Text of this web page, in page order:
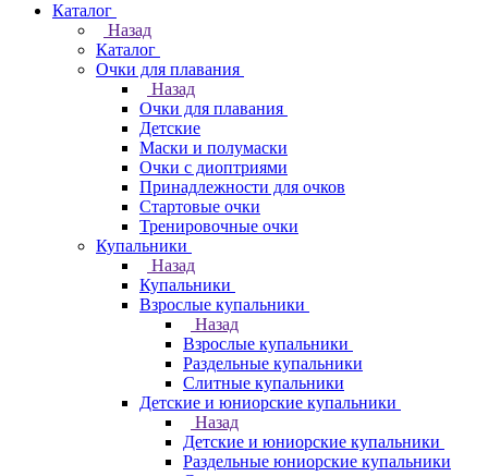
Каталог
Назад
Каталог
Очки для плавания
Назад
Очки для плавания
Детские
Маски и полумаски
Очки с диоптриями
Принадлежности для очков
Стартовые очки
Тренировочные очки
Купальники
Назад
Купальники
Взрослые купальники
Назад
Взрослые купальники
Раздельные купальники
Слитные купальники
Детские и юниорские купальники
Назад
Детские и юниорские купальники
Раздельные юниорские купальники